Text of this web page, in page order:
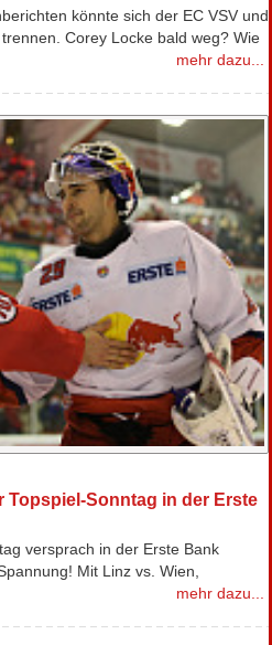
könnte sich der EC VSV und
Corey Locke bald weg? Wie
mehr dazu...
Topspiel-Sonntag in der Erste
versprach in der Erste Bank
Mit Linz vs. Wien,
mehr dazu...